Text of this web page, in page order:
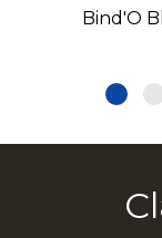
Bind'O